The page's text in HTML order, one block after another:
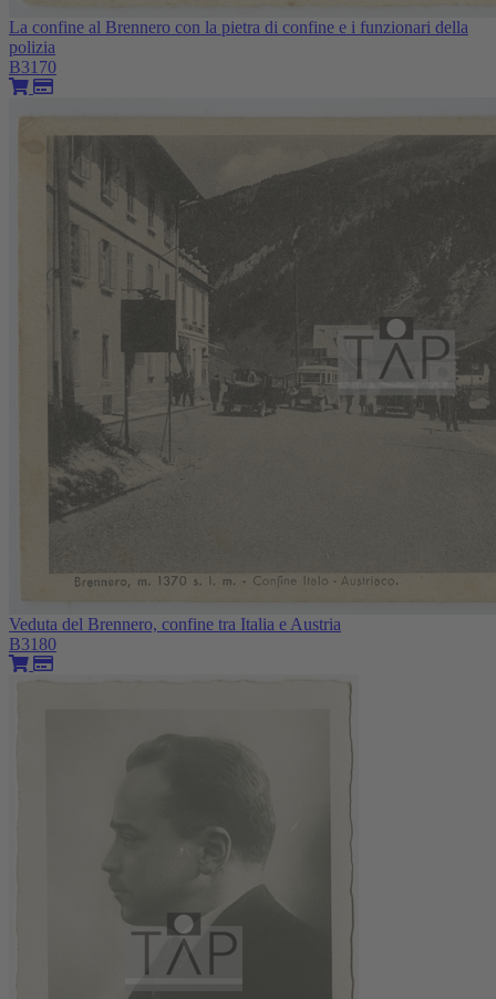
La confine al Brennero con la pietra di confine e i funzionari della
polizia
B3170
Veduta del Brennero, confine tra Italia e Austria
B3180